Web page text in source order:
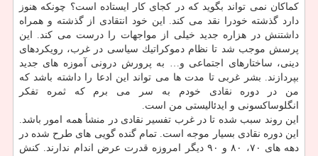
كماكان نمی تواند بگوید كه در كجای كار ایستاده است؟ چونكه هنوز
دارد گذشته خودرا نقد می كند. این خود انتقادی از گذشته و همراه
داشتنش در هزاره جدید خیلی از مواجهات را درست می كند. این
پرسش موجب شد تا نظام دموكراتیك سیاسی در غرب، رویكردهای
دینی، ساختارهای اجتماعی و… به پرورش درونی آموزه های جدید
بپردازند. بشر غربی تا مدت ها می تواند این ادعا را داشته باشد كه
من در دوره نقادی خودم به سر می برم كه ثمره تفكر
انگلوساكسونی و ایدئالیستی من است.
این روند سبب شده تا در غرب تفسیر نقادی در منشأ همه امور باشد.
این دوره نقادی بسیار موجه است. تمام گنده گویی های طرح شده در
دهه های ۷۰، ۸۰ و ۹۰ دیگر امروزه قدرت عرض اندام ندارند. كنش